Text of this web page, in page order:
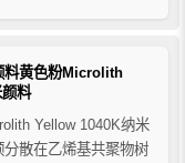
水基柔印/凹印油墨和水
料黄色粉Microlith
料
Yellow 1040K纳米
散在乙烯基共聚物树